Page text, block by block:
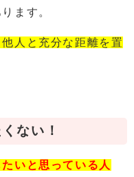
ます。
人と充分な距離を置
ない！
いと思っている人